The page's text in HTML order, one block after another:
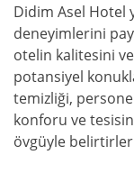
Didim Asel Hotel
deneyimlerini
otelin kalitesini
potansiyel
temizliği,
konforu ve
övgüyle